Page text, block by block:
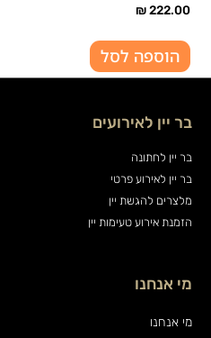
₪222.00
הוספה לסל
בר יין לאירועים
בר יין לחתונה
בר יין לאירוע פרטי
מלצרים להגשת יין
הזמנת אירוע טעימות יין
מי אנחנו
מי אנחנו